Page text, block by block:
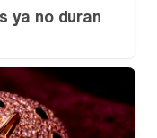
ya no duran